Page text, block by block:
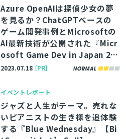
Azure OpenAIは探偵少女の夢
を見るか？ChatGPTベースの
ゲーム開発事例とMicrosoftの
AI最新技術が公開された『Micr
osoft Game Dev in Japan 20
23』全講演レポート
2023.07.18［PR］
イベントレポート
ジャズと人生がテーマ。売れな
いピアニストの生き様を追体験
する『Blue Wednesday』【Bi